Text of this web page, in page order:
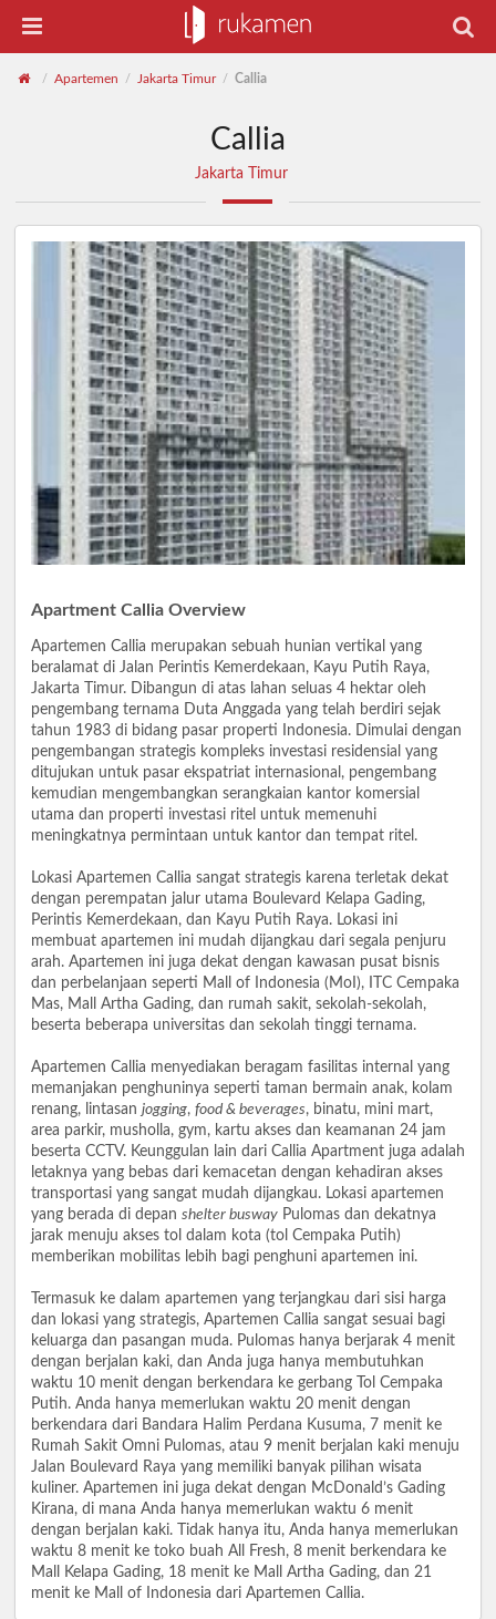
/ Apartemen / Jakarta Timur / Callia
Callia
Jakarta Timur
Apartment Callia Overview
Apartemen Callia merupakan sebuah hunian vertikal yang
beralamat di Jalan Perintis Kemerdekaan, Kayu Putih Raya,
Jakarta Timur. Dibangun di atas lahan seluas 4 hektar oleh
pengembang ternama Duta Anggada yang telah berdiri sejak
tahun 1983 di bidang pasar properti Indonesia. Dimulai dengan
pengembangan strategis kompleks investasi residensial yang
ditujukan untuk pasar ekspatriat internasional, pengembang
kemudian mengembangkan serangkaian kantor komersial
utama dan properti investasi ritel untuk memenuhi
meningkatnya permintaan untuk kantor dan tempat ritel.
Lokasi Apartemen Callia sangat strategis karena terletak dekat
dengan perempatan jalur utama Boulevard Kelapa Gading,
Perintis Kemerdekaan, dan Kayu Putih Raya. Lokasi ini
membuat apartemen ini mudah dijangkau dari segala penjuru
arah. Apartemen ini juga dekat dengan kawasan pusat bisnis
dan perbelanjaan seperti Mall of Indonesia (MoI), ITC Cempaka
Mas, Mall Artha Gading, dan rumah sakit, sekolah-sekolah,
beserta beberapa universitas dan sekolah tinggi ternama.
Apartemen Callia menyediakan beragam fasilitas internal yang
memanjakan penghuninya seperti taman bermain anak, kolam
renang, lintasan jogging, food & beverages, binatu, mini mart,
area parkir, musholla, gym, kartu akses dan keamanan 24 jam
beserta CCTV. Keunggulan lain dari Callia Apartment juga adalah
letaknya yang bebas dari kemacetan dengan kehadiran akses
transportasi yang sangat mudah dijangkau. Lokasi apartemen
yang berada di depan shelter busway Pulomas dan dekatnya
jarak menuju akses tol dalam kota (tol Cempaka Putih)
memberikan mobilitas lebih bagi penghuni apartemen ini.
Termasuk ke dalam apartemen yang terjangkau dari sisi harga
dan lokasi yang strategis, Apartemen Callia sangat sesuai bagi
keluarga dan pasangan muda. Pulomas hanya berjarak 4 menit
dengan berjalan kaki, dan Anda juga hanya membutuhkan
waktu 10 menit dengan berkendara ke gerbang Tol Cempaka
Putih. Anda hanya memerlukan waktu 20 menit dengan
berkendara dari Bandara Halim Perdana Kusuma, 7 menit ke
Rumah Sakit Omni Pulomas, atau 9 menit berjalan kaki menuju
Jalan Boulevard Raya yang memiliki banyak pilihan wisata
kuliner. Apartemen ini juga dekat dengan McDonald’s Gading
Kirana, di mana Anda hanya memerlukan waktu 6 menit
dengan berjalan kaki. Tidak hanya itu, Anda hanya memerlukan
waktu 8 menit ke toko buah All Fresh, 8 menit berkendara ke
Mall Kelapa Gading, 18 menit ke Mall Artha Gading, dan 21
menit ke Mall of Indonesia dari Apartemen Callia.